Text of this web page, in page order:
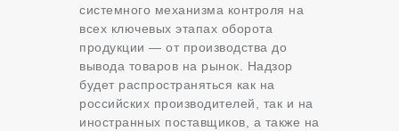
системного механизма контроля на
всех ключевых этапах оборота
продукции — от производства до
вывода товаров на рынок. Надзор
будет распространяться как на
российских производителей, так и на
иностранных поставщиков, а также на